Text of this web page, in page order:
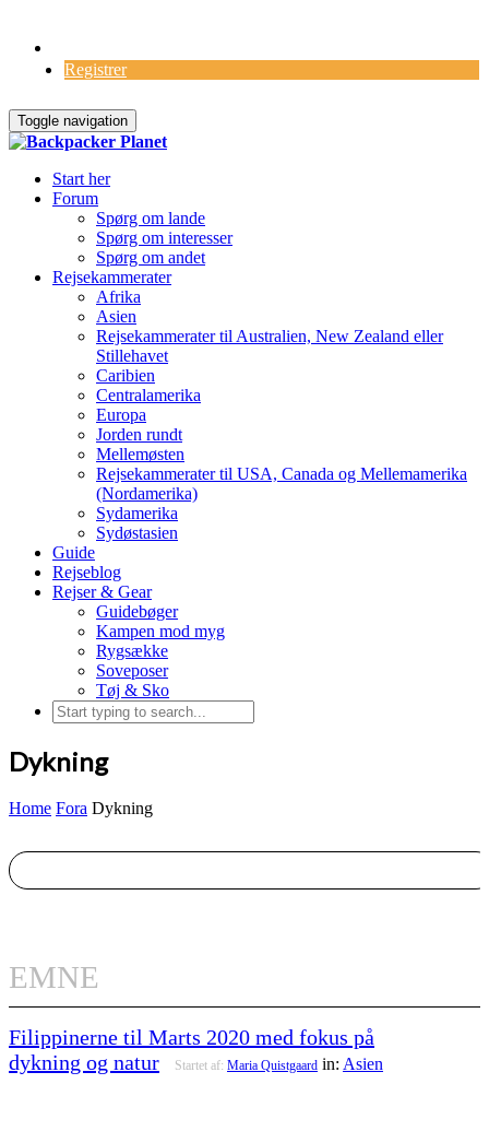
Registrer
Toggle navigation
Start her
Forum
Spørg om lande
Spørg om interesser
Spørg om andet
Rejsekammerater
Afrika
Asien
Rejsekammerater til Australien, New Zealand eller
Stillehavet
Caribien
Centralamerika
Europa
Jorden rundt
Mellemøsten
Rejsekammerater til USA, Canada og Mellemamerika
(Nordamerika)
Sydamerika
Sydøstasien
Guide
Rejseblog
Rejser & Gear
Guidebøger
Kampen mod myg
Rygsække
Soveposer
Tøj & Sko
Dykning
Home Fora Dykning
EMNE
Filippinerne til Marts 2020 med fokus på
dykning og natur
Startet af: Maria Quistgaard in: Asien